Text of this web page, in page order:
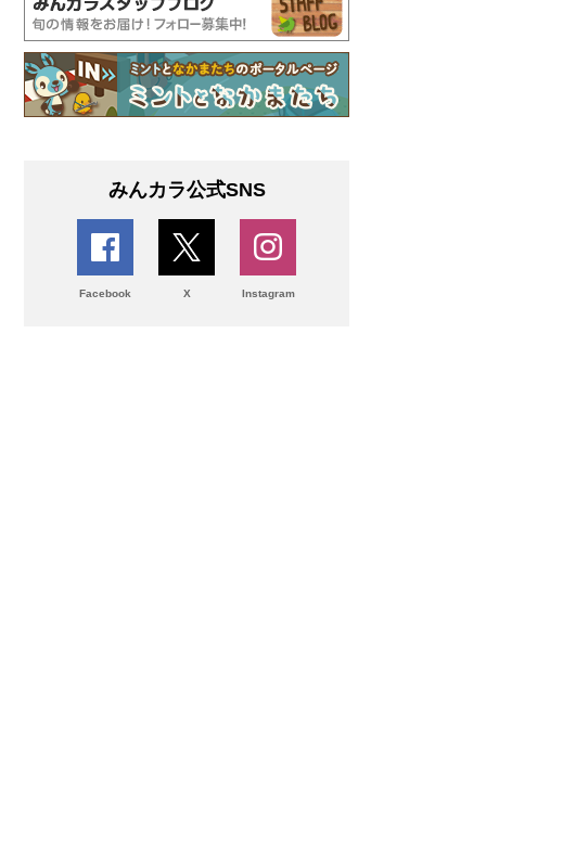
みんカラ公式SNS
Facebook X Instagram